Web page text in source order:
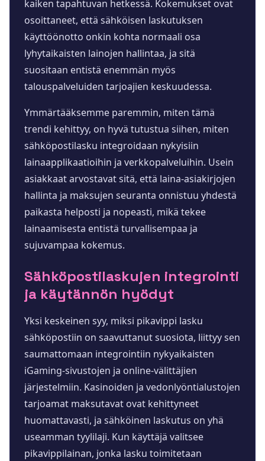
kaiken tapahtuvan hetkessä. Kokemukset ovat
osoittaneet, että sähköisen laskutuksen
käyttöönotto onkin kohta normaali osa
lyhytaikaisten lainojen hallintaa, ja sitä
suositaan entistä enemmän myös
talouspalveluiden tarjoajien keskuudessa.
Ymmärtääksemme paremmin, miten tämä
trendi kehittyy, on hyvä tutustua siihen, miten
sähköpostilasku integroidaan nykyisiin
lainaapplikaatioihin ja verkkopalveluihin. Usein
asiakkaat arvostavat sitä, että laina-asiakirjojen
hallinta ja maksujen seuranta onnistuu yhdestä
paikasta helposti ja nopeasti, mikä tekee
lainaamisesta entistä turvallisempaa ja
sujuvampaa kokemus.
Sähköpostilaskujen integrointi
ja käytännön hyödyt
Yksi keskeinen syy, miksi pikavippi lasku
sähköpostiin on saavuttanut suosiota, liittyy sen
saumattomaan integrointiin nykyaikaisten
iGaming-sivustojen ja online-välittäjien
järjestelmiin. Kasinoiden ja vedonlyöntialustojen
tarjoamat maksutavat ovat kehittyneet
huomattavasti, ja sähköinen laskutus on yhä
useamman tyylilaji. Kun käyttäjä valitsee
pikavippilainan, jonka lasku toimitetaan